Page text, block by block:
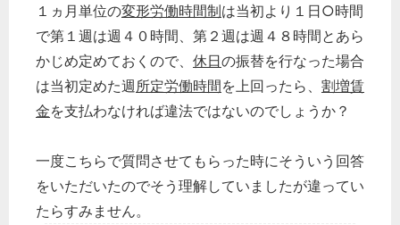
１ヵ月単位の変形労働時間制は当初より１日○時間
で第１週は週４０時間、第２週は週４８時間とあら
かじめ定めておくので、 休日の振替を行なった場合
は当初定めた週所定労働時間を上回ったら、 割増賃
金を支払わなければ違法ではないのでしょうか？
一度こちらで質問させてもらった時にそういう回答
をいただいたのでそう理解していましたが違ってい
たらすみません。